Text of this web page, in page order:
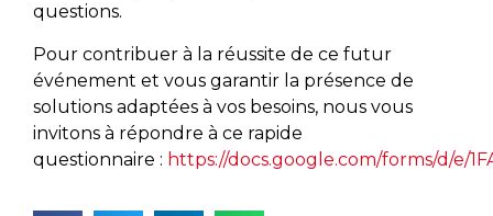
questions.
Pour contribuer à la réussite de ce futur
événement et vous garantir la présence de
solutions adaptées à vos besoins, nous vous
invitons à répondre à ce rapide
questionnaire : https://docs.google.com/forms/d/e/